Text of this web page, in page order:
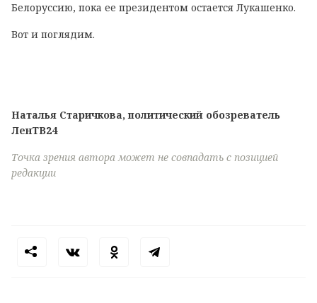
Белоруссию, пока ее президентом остается Лукашенко.
Вот и поглядим.
Наталья Старичкова, политический обозреватель
ЛенТВ24
Точка зрения автора может не совпадать с позицией
редакции